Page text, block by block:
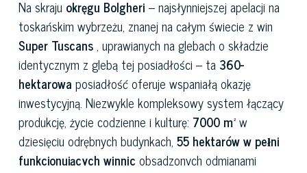
Na skraju okręgu Bolgheri – najsłynniejszej apelacji na
toskańskim wybrzeżu, znanej na całym świecie z win
Super Tuscans, uprawianych na glebach o składzie
identycznym z glebą tej posiadłości – ta 360-
hektarowa posiadłość oferuje wspaniałą okazję
inwestycyjną. Niezwykle kompleksowy system łączący
produkcję, życie codzienne i kulturę: 7000 m²w
dziesięciu odrębnych budynkach, 55 hektarów w pełni
funkcjonujących winnic obsadzonych odmianami